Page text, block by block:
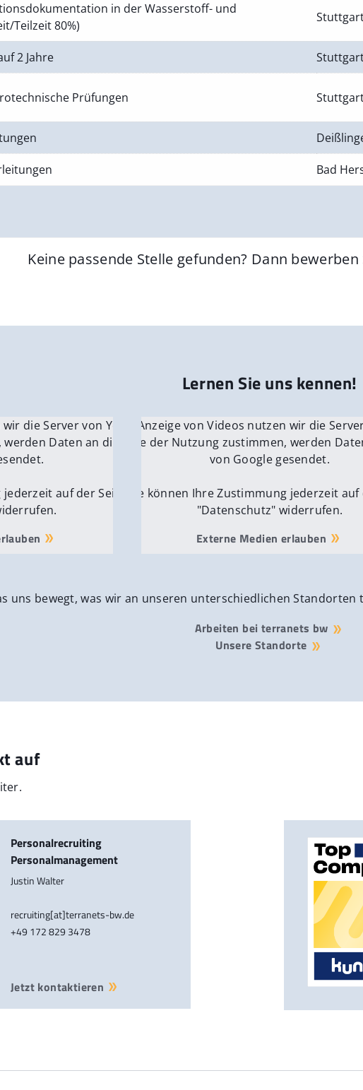
in der Wasserstoff- und
Teilzeit 80%)
2 Jahre
Prüfungen
Bad
Keine passende Stelle gefunden? Dann bewerben
Lernen Sie uns kennen!
wir die Server von YouTube.
werden Daten an die Server
auf der Seite
Für die Anzeige von Videos nutzen wir die
Wenn Sie der Nutzung zustimmen, werden
von Google gesendet.
Sie können Ihre Zustimmung jederzeit auf
"Datenschutz" widerrufen.
Externe Medien erlauben
uns bewegt, was wir an unseren unterschiedlichen
Arbeiten bei terranets bw
Unsere Standorte
auf
Personalrecruiting
Personalmanagement
Justin Walter
recruiting[at]terranets-bw.de
+49 172 829 3478
Jetzt kontaktieren